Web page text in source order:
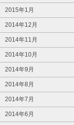
2015年1月
2014年12月
2014年11月
2014年10月
2014年9月
2014年8月
2014年7月
2014年6月